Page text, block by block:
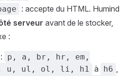
: accepte du HTML. Humind
serveur avant de le stocker,
:
:
p, a, br, hr, em,
u, ul, ol, li, h1 à h6 ,